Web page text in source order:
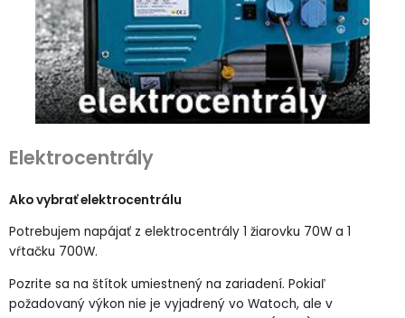
Elektrocentrály
Ako vybrať elektrocentrálu
Potrebujem napájať z elektrocentrály 1 žiarovku 70W a 1
vŕtačku 700W.
Pozrite sa na štítok umiestnený na zariadení. Pokiaľ
požadovaný výkon nie je vyjadrený vo Watoch, ale v